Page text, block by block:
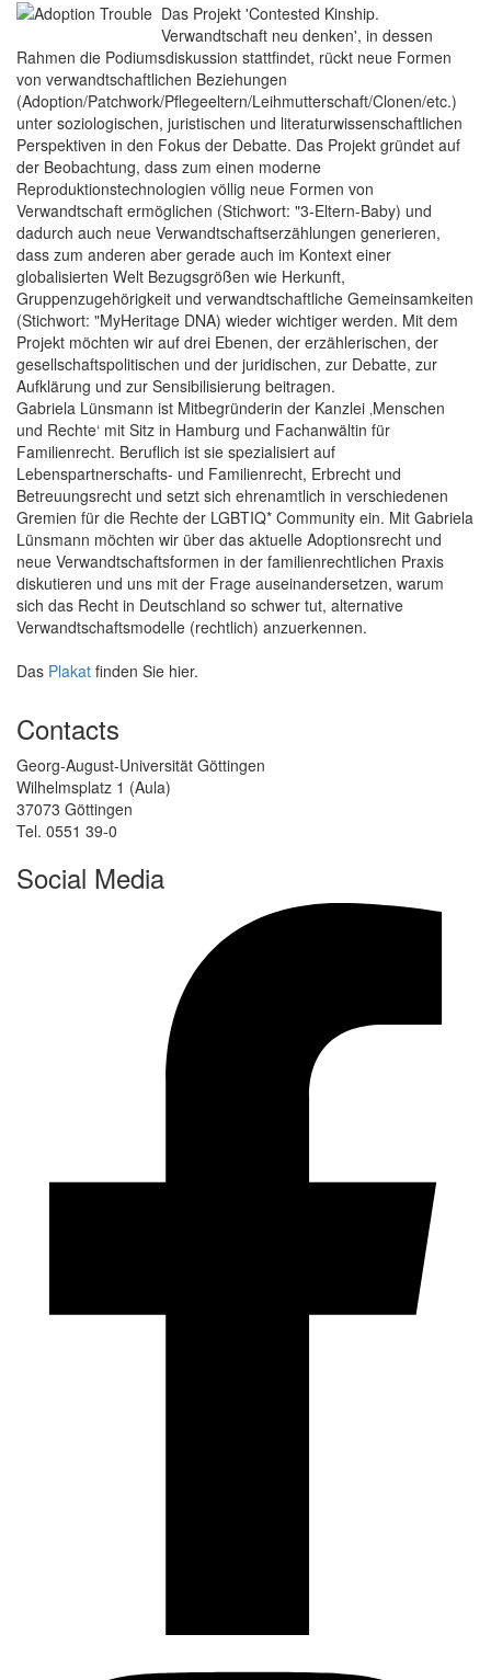
Das Projekt 'Contested Kinship.
Verwandtschaft neu denken', in dessen
Rahmen die Podiumsdiskussion stattfindet, rückt neue Formen
von verwandtschaftlichen Beziehungen
(Adoption/Patchwork/Pflegeeltern/Leihmutterschaft/Clonen/etc.)
unter soziologischen, juristischen und literaturwissenschaftlichen
Perspektiven in den Fokus der Debatte. Das Projekt gründet auf
der Beobachtung, dass zum einen moderne
Reproduktionstechnologien völlig neue Formen von
Verwandtschaft ermöglichen (Stichwort: "3-Eltern-Baby) und
dadurch auch neue Verwandtschaftserzählungen generieren,
dass zum anderen aber gerade auch im Kontext einer
globalisierten Welt Bezugsgrößen wie Herkunft,
Gruppenzugehörigkeit und verwandtschaftliche Gemeinsamkeiten
(Stichwort: "MyHeritage DNA) wieder wichtiger werden. Mit dem
Projekt möchten wir auf drei Ebenen, der erzählerischen, der
gesellschaftspolitischen und der juridischen, zur Debatte, zur
Aufklärung und zur Sensibilisierung beitragen.
Gabriela Lünsmann ist Mitbegründerin der Kanzlei ‚Menschen
und Rechte‘ mit Sitz in Hamburg und Fachanwältin für
Familienrecht. Beruflich ist sie spezialisiert auf
Lebenspartnerschafts- und Familienrecht, Erbrecht und
Betreuungsrecht und setzt sich ehrenamtlich in verschiedenen
Gremien für die Rechte der LGBTIQ* Community ein. Mit Gabriela
Lünsmann möchten wir über das aktuelle Adoptionsrecht und
neue Verwandtschaftsformen in der familienrechtlichen Praxis
diskutieren und uns mit der Frage auseinandersetzen, warum
sich das Recht in Deutschland so schwer tut, alternative
Verwandtschaftsmodelle (rechtlich) anzuerkennen.
Das Plakat finden Sie hier.
Contacts
Georg-August-Universität Göttingen
Wilhelmsplatz 1 (Aula)
37073 Göttingen
Tel. 0551 39-0
Social Media